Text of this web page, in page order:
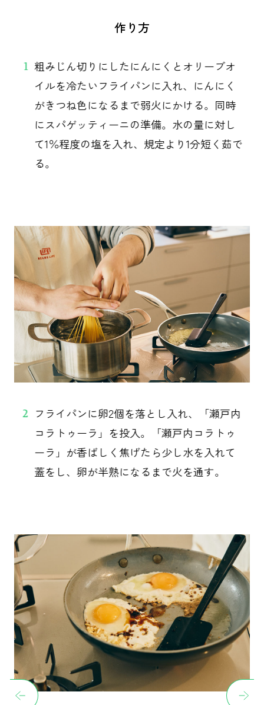
作り方
1 粗みじん切りにしたにんにくとオリーブオ
イルを冷たいフライパンに入れ、にんにく
がきつね色になるまで弱火にかける。同時
にスパゲッティーニの準備。水の量に対し
て1％程度の塩を入れ、規定より1分短く茹で
る。
2 フライパンに卵2個を落とし入れ、「瀬戸内
コラトゥーラ」を投入。「瀬戸内コラトゥ
ーラ」が香ばしく焦げたら少し水を入れて
蓋をし、卵が半熟になるまで火を通す。